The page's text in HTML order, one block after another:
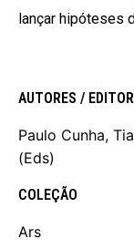
lançar hipóteses
AUTORES /
Paulo Cunha,
(Eds)
COLEÇÃO
Ars